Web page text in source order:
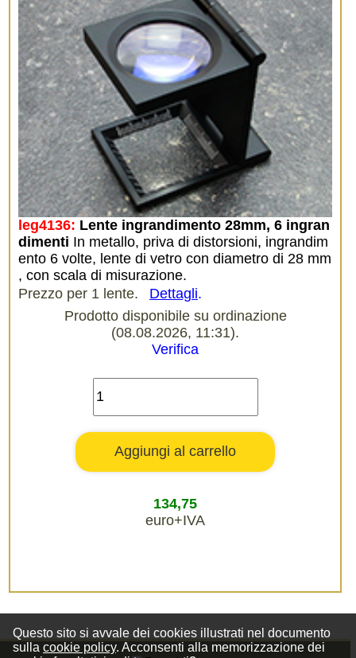
Questo sito si avvale dei cookies illustrati nel documento
sulla cookie policy. Acconsenti alla memorizzazione dei
leg4136: Lente ingrandimento 28mm, 6 ingran
dimenti In metallo, priva di distorsioni, ingrandim
ento 6 volte, lente di vetro con diametro di 28 mm
, con scala di misurazione.
Prezzo per 1 lente.
Dettagli.
Prodotto disponibile su ordinazione
(08.08.2026, 11:31).
Verifica
134,75
euro+IVA